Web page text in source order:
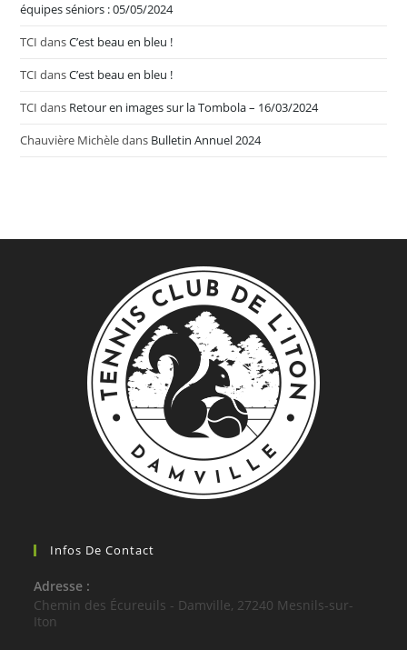
équipes séniors : 05/05/2024
TCI dansC’est beau en bleu !
TCI dansC’est beau en bleu !
TCI dans Retour en images sur la Tombola – 16/03/2024
Chauvière Michèledans Bulletin Annuel 2024
Infos De Contact
Adresse :
Chemin des Écureuils - Damville, 27240 Mesnils-sur-
Iton